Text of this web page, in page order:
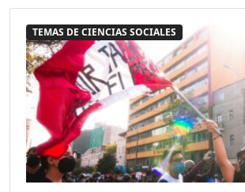
TEMAS DE CIENCIAS SOCIALES